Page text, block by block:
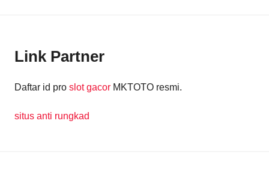
Link Partner
Daftar id pro slot gacor MKTOTO resmi.
situs anti rungkad